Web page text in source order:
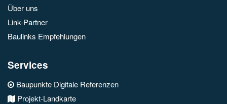
Über uns
Link-Partner
Baulinks Empfehlungen
Services
Baupunkte Digitale Referenzen
Projekt-Landkarte